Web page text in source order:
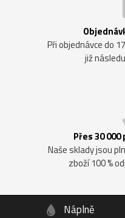
Při objednávce do
již
Přes 30
Naše sklady jsou
zboží 100 %
Náplně